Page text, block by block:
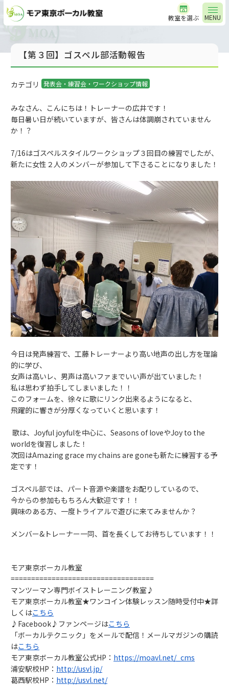
MENU
教室を選ぶ
【第３回】ゴスペル部活動報告
カテゴリ 発表会・練習会・ワークショップ情報
みなさん、こんにちは！トレーナーの広井です！
毎日暑い日が続いていますが、皆さんは体調崩されていません
か！ ？
7/16はゴスペルスタイルワークショップ３回目の練習でしたが、
新たに女性２人のメンバーが参加して下さることになりました！
今日は発声練習で、 工藤トレーナーより高い地声の出し方を理論
的に学び、
女声は高いレ、男声は高いファまでいい声が出ていました！
私は思わず拍手してしまいました！！
このフォームを、徐々に歌にリンク出来るようになると、
飛躍的に響きが分厚くなっていくと思います！
歌は、Joyful joyfulを中心に、Seasons of loveやJoy to the
worldを復習しました！
次回はAmazing grace my chains are goneも新たに練習する予
定です！
ゴスペル部では、パート音源や楽譜をお配りしているので、
今からの参加ももちろん大歓迎です！！
興味のある方、一度トライアルで遊びに来てみませんか？
メンバー&トレーナー一同、首を長くしてお待ちしています！！
モア東京ボーカル教室
===================================
マンツーマン専門ボイストレーニング教室♪
モア東京ボーカル教室★ワンコイン体験レッスン随時受付中★詳
しくはこちら
♪Facebook♪ファンページはこちら
「ボーカルテクニック」をメールで配信！メールマガジンの購読
はこちら
モア東京ボーカル教室公式HP： https://moavl.net/_cms
浦安駅校HP： http://usvl.jp/
葛西駅校HP： http://usvl.net/